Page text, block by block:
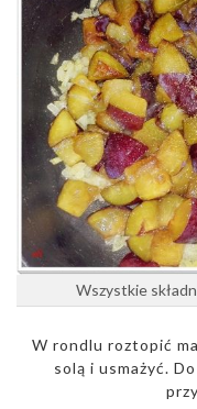
Wszystkie
W rondlu roztopić
solą i usmażyć.